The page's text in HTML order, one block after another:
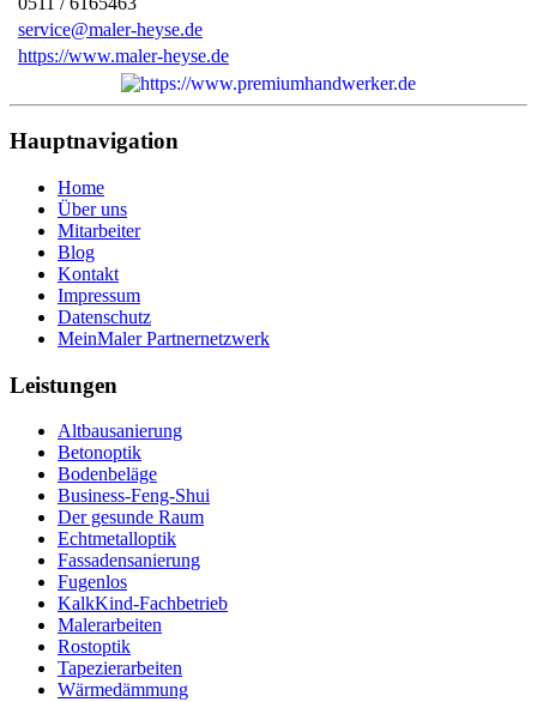
service@maler-heyse.de
https://www.maler-heyse.de
Hauptnavigation
Home
Über uns
Mitarbeiter
Blog
Kontakt
Impressum
Datenschutz
MeinMaler Partnernetzwerk
Leistungen
Altbausanierung
Betonoptik
Bodenbeläge
Business-Feng-Shui
Der gesunde Raum
Echtmetalloptik
Fassadensanierung
Fugenlos
KalkKind-Fachbetrieb
Malerarbeiten
Rostoptik
Tapezierarbeiten
Wärmedämmung